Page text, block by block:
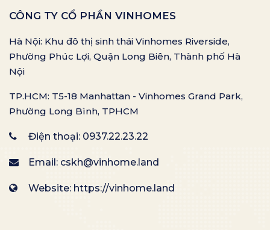
CÔNG TY CỔ PHẦN VINHOMES
Hà Nội: Khu đô thị sinh thái Vinhomes Riverside,
Phường Phúc Lợi, Quận Long Biên, Thành phố Hà
Nội
TP.HCM: T5-18 Manhattan - Vinhomes Grand Park,
Phường Long Bình, TPHCM
Điện thoại: 0937.22.23.22
Email: cskh@vinhome.land
Website: https://vinhome.land